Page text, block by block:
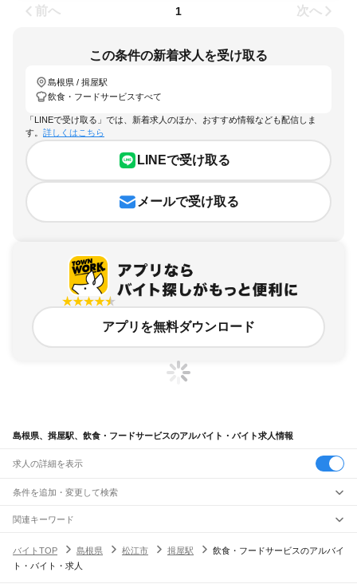
前へ 1 次へ
この条件の新着求人を受け取る
島根県 / 揖屋駅
飲食・フードサービスすべて
「LINEで受け取る」では、新着求人のほか、おすすめ情報なども配信しま
す。 詳しくはこちら
LINEで受け取る
メールで受け取る
アプリを無料ダウンロード
島根県、揖屋駅、飲食・フードサービスのアルバイト・バイト求人情報
求人の詳細を表示
条件を追加・変更して検索
市区町村を追加・変更
島根県すべて
松江市 浜田市
駅を追加・変更
職種を追加・変更
関連キーワード
バイトTOP
島根県 松江市 揖屋駅
飲食・フードサービスのアルバイ
ト・バイト・求人